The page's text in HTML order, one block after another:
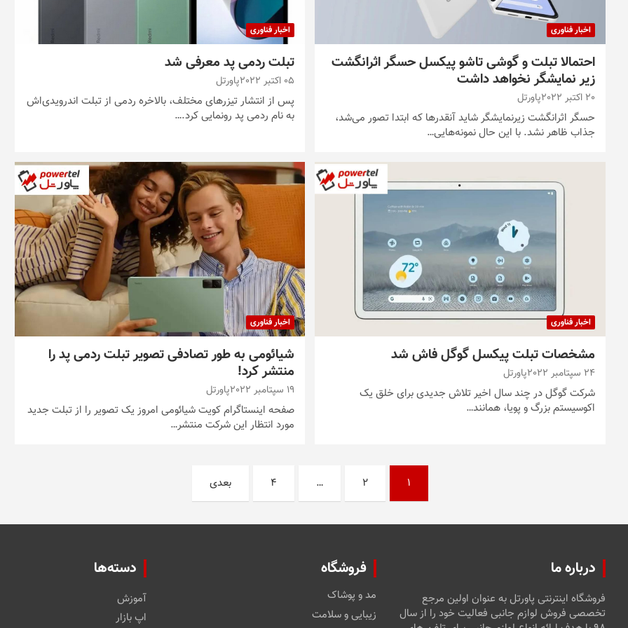
اخبار فناوری
احتمالا تبلت و گوشی تاشو پیکسل حسگر اثرانگشت
زیر نمایشگر نخواهد داشت
20 اکتبر 2022 پاورتل
حسگر اثرانگشت زیرنمایشگر شاید آنقدرها که ابتدا تصور می‌شد،
جذاب ظاهر نشد. با این حال نمونه‌هایی…
اخبار فناوری
تبلت ردمی پد معرفی شد
05 اکتبر 2022 پاورتل
پس از انتشار تیزرهای مختلف، بالاخره ردمی از تبلت اندرویدی‌اش
به نام ردمی پد رونمایی کرد.…
اخبار فناوری
مشخصات تبلت پیکسل گوگل فاش شد
24 سپتامبر 2022 پاورتل
شرکت گوگل در چند سال اخیر تلاش جدیدی برای خلق یک
اکوسیستم بزرگ و پویا، همانند…
اخبار فناوری
شیائومی به طور تصادفی تصویر تبلت ردمی پد را
منتشر کرد!
19 سپتامبر 2022 پاورتل
صفحه اینستاگرام کویت شیائومی امروز یک تصویر را از تبلت جدید
مورد انتظار این شرکت منتشر…
1
2
…
4 بعدی
درباره ما
فروشگاه اینترنتی پاورتل به عنوان اولین مرجع
تخصصی فروش لوازم جانبی فعالیت خود را از سال
فروشگاه
مد و پوشاک
زیبایی و سلامت
دسته‌ها
آموزش
اپ بازار